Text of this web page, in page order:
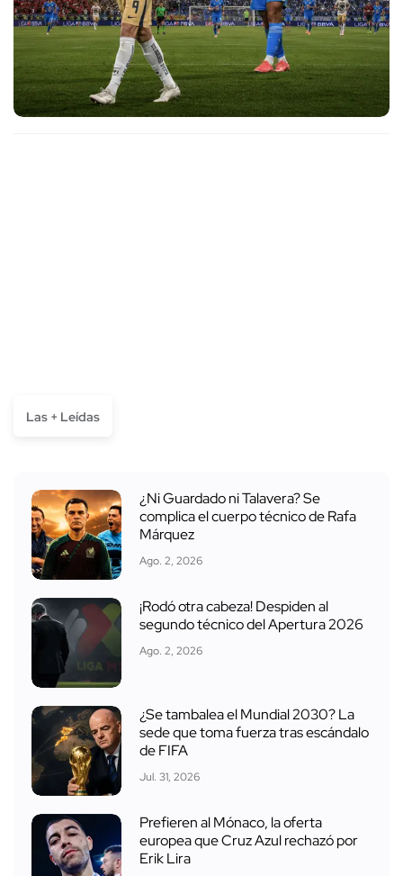
Las + Leídas
¿Ni Guardado ni Talavera? Se
complica el cuerpo técnico de Rafa
Márquez
Ago. 2, 2026
¡Rodó otra cabeza! Despiden al
segundo técnico del Apertura 2026
Ago. 2, 2026
¿Se tambalea el Mundial 2030? La
sede que toma fuerza tras escándalo
de FIFA
Jul. 31, 2026
Prefieren al Mónaco, la oferta
europea que Cruz Azul rechazó por
Erik Lira